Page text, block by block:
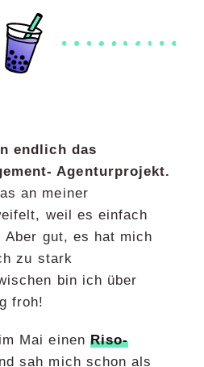
endlich das
Agenturprojekt.
an meiner
weil es einfach
Aber gut, es hat mich
zu stark
bin ich über
froh!
Mai einen Riso-
sah mich schon als